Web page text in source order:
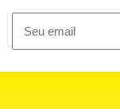
Prova disso, dizem